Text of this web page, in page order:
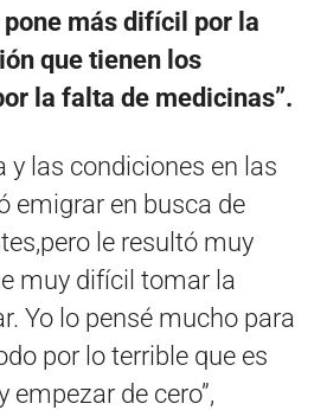
más difícil por la
que tienen los
la falta de medicinas”.
y las condiciones en las
emigrar en busca de
le resultó muy
muy difícil tomar la
Yo lo pensé mucho para
por lo terrible que es
de cero”,